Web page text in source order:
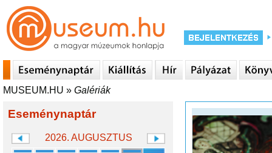
MUSEUM.HU » Galériák
Eseménynaptár
2026. AUGUSZTUS